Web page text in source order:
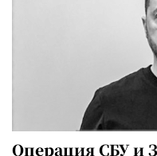
Операция СБУ и